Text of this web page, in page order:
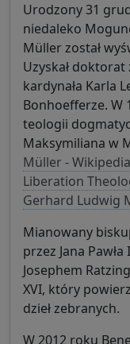
Urodzony 31
niedaleko
Müller został
Uzyskał
kardynała Karla
Bonhoefferze. W
teologii
Maksymiliana w
Müller - Wikipedia
Liberation
Gerhard Ludwig
Mianowany
przez Jana
Josephem
XVI, który
dzieł zebranych.
W 2012 roku